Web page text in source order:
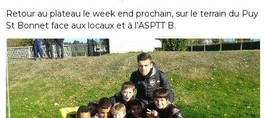
Retour au plateau le week end prochain, sur le terrain du Puy
St Bonnet face aux locaux et à l’ASPTT B.